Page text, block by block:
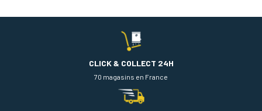
CLICK & COLLECT 24H
70 magasins en France